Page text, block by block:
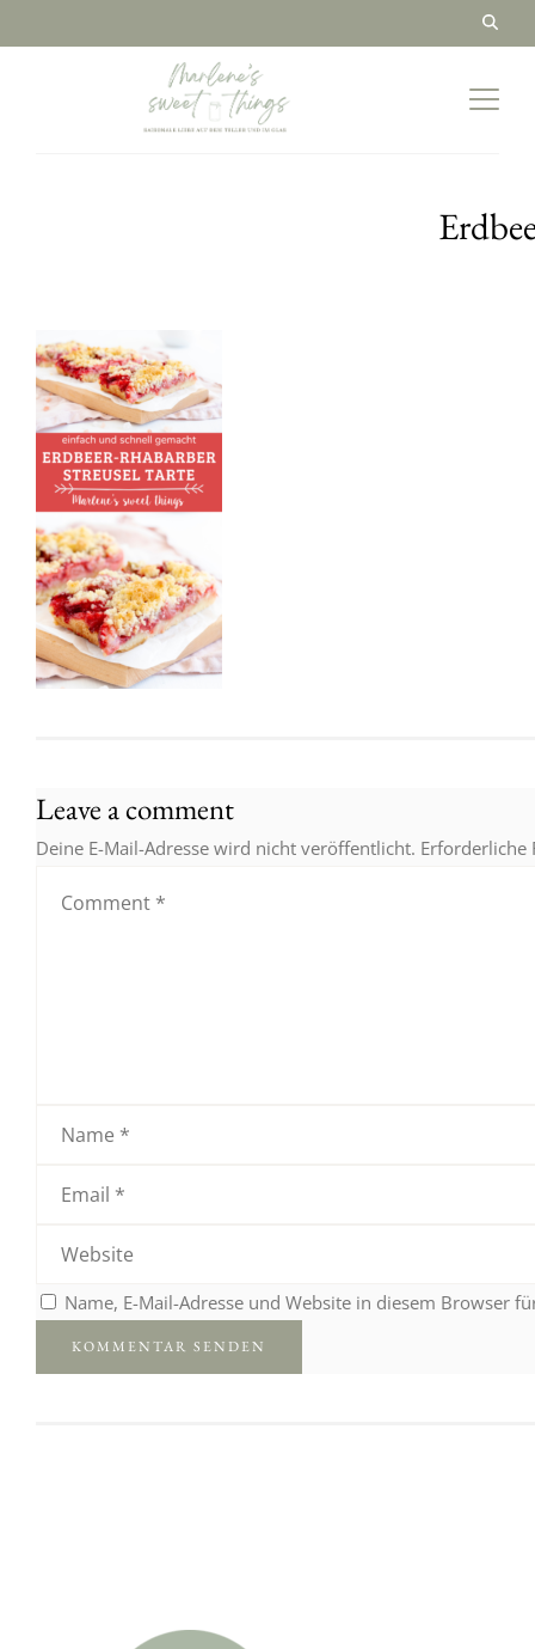
Leave a comment
Deine E-Mail-Adresse wird nicht veröffentlicht.
Name, E-Mail-Adresse und Website in diesem Browser